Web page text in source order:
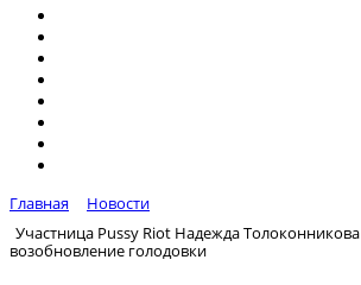
Главная
Новости
Участница Pussy Riot Надежда
возобновление голодовки